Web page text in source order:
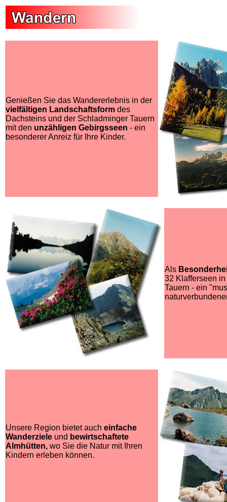
Genießen Sie das Wandererlebnis in der
vielfältigen Landschaftsform des
Dachsteins und der Schladminger Tauern
mit den unzähligen Gebirgsseen - ein
besonderer Anreiz für Ihre Kinder.
Als
32 Klafferseen
Tauern - ein
Unsere Region bietet auch einfache
Wanderziele und bewirtschaftete
Almhütten, wo Sie die Natur mit Ihren
Kindern erleben können.